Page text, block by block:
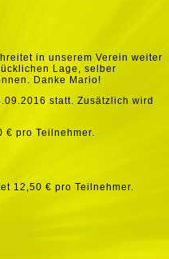
in unserem Verein weiter
Lage, selber
Danke Mario!
statt. Zusätzlich wird
€ pro Teilnehmer.
12,50 € pro Teilnehmer.